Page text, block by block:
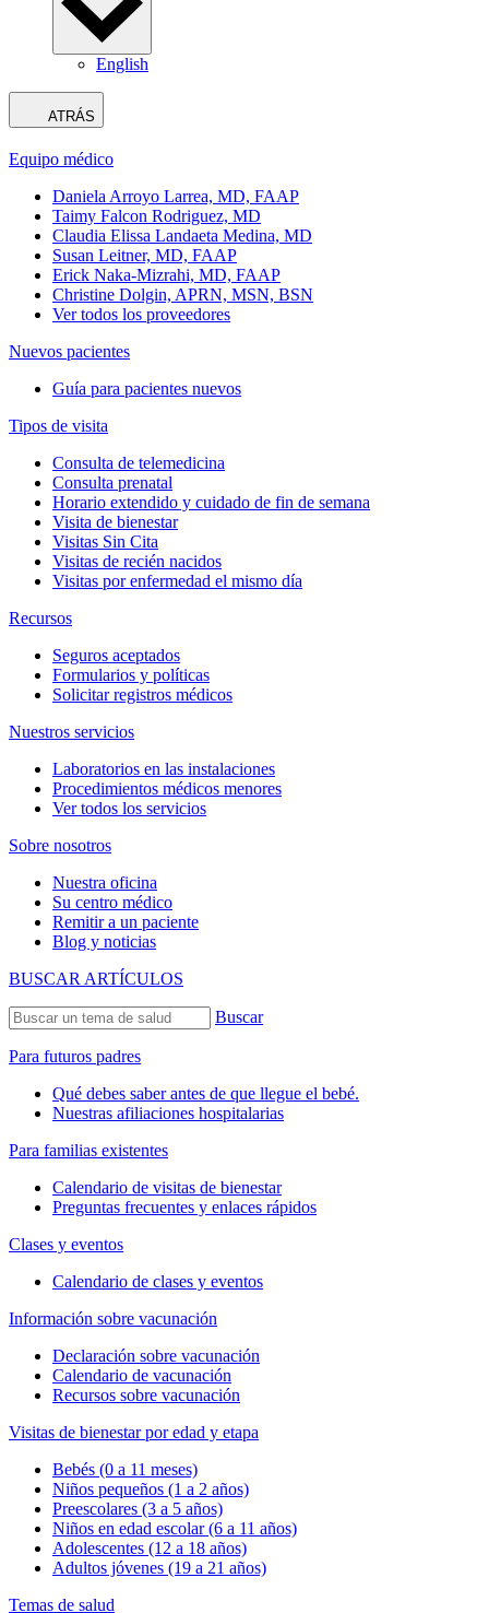
English
ATRÁS
Equipo médico
Daniela Arroyo Larrea, MD, FAAP
Taimy Falcon Rodriguez, MD
Claudia Elissa Landaeta Medina, MD
Susan Leitner, MD, FAAP
Erick Naka-Mizrahi, MD, FAAP
Christine Dolgin, APRN, MSN, BSN
Ver todos los proveedores
Nuevos pacientes
Guía para pacientes nuevos
Tipos de visita
Consulta de telemedicina
Consulta prenatal
Horario extendido y cuidado de fin de semana
Visita de bienestar
Visitas Sin Cita
Visitas de recién nacidos
Visitas por enfermedad el mismo día
Recursos
Seguros aceptados
Formularios y políticas
Solicitar registros médicos
Nuestros servicios
Laboratorios en las instalaciones
Procedimientos médicos menores
Ver todos los servicios
Sobre nosotros
Nuestra oficina
Su centro médico
Remitir a un paciente
Blog y noticias
BUSCAR ARTÍCULOS
Buscar
Para futuros padres
Qué debes saber antes de que llegue el bebé.
Nuestras afiliaciones hospitalarias
Para familias existentes
Calendario de visitas de bienestar
Preguntas frecuentes y enlaces rápidos
Clases y eventos
Calendario de clases y eventos
Información sobre vacunación
Declaración sobre vacunación
Calendario de vacunación
Recursos sobre vacunación
Visitas de bienestar por edad y etapa
Bebés (0 a 11 meses)
Niños pequeños (1 a 2 años)
Preescolares (3 a 5 años)
Niños en edad escolar (6 a 11 años)
Adolescentes (12 a 18 años)
Adultos jóvenes (19 a 21 años)
Temas de salud